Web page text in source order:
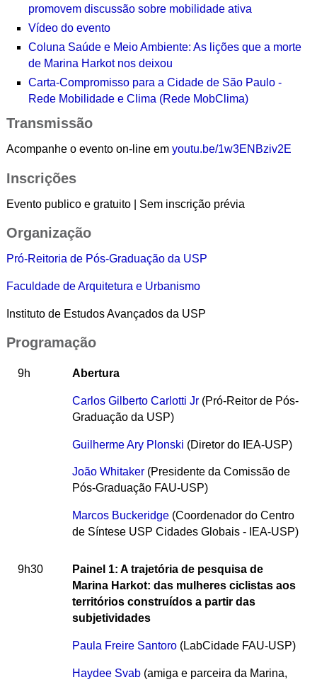
promovem discussão sobre mobilidade ativa
Vídeo do evento
Coluna Saúde e Meio Ambiente: As lições que a morte
de Marina Harkot nos deixou
Carta-Compromisso para a Cidade de São Paulo -
Rede Mobilidade e Clima (Rede MobClima)
Transmissão
Acompanhe o evento on-line em youtu.be/1w3ENBziv2E
Inscrições
Evento publico e gratuito | Sem inscrição prévia
Organização
Pró-Reitoria de Pós-Graduação da USP
Faculdade de Arquitetura e Urbanismo
Instituto de Estudos Avançados da USP
Programação
9h Abertura
Carlos Gilberto Carlotti Jr(Pró-Reitor de Pós-
Graduação da USP)
Guilherme Ary Plonski (Diretor do IEA-USP)
João Whitaker (Presidente da Comissão de
Pós-Graduação FAU-USP)
Marcos Buckeridge(Coordenador do Centro
de Síntese USP Cidades Globais - IEA-USP)
9h30
Painel 1: A trajetória de pesquisa de
Marina Harkot: das mulheres ciclistas aos
territórios construídos a partir das
subjetividades
Paula Freire Santoro(LabCidade FAU-USP)
Haydee Svab(amiga e parceira da Marina,